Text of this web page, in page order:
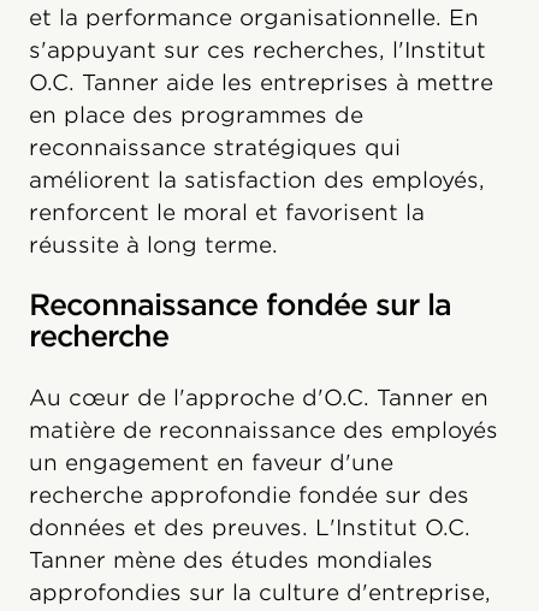
et la performance organisationnelle. En
s'appuyant sur ces recherches, l'Institut
O.C. Tanner aide les entreprises à mettre
en place des programmes de
reconnaissance stratégiques qui
améliorent la satisfaction des employés,
renforcent le moral et favorisent la
réussite à long terme.
Reconnaissance fondée sur la
recherche
Au cœur de l'approche d'O.C. Tanner en
matière de reconnaissance des employés
un engagement en faveur d'une
recherche approfondie fondée sur des
données et des preuves. L'Institut O.C.
Tanner mène des études mondiales
approfondies sur la culture d'entreprise,